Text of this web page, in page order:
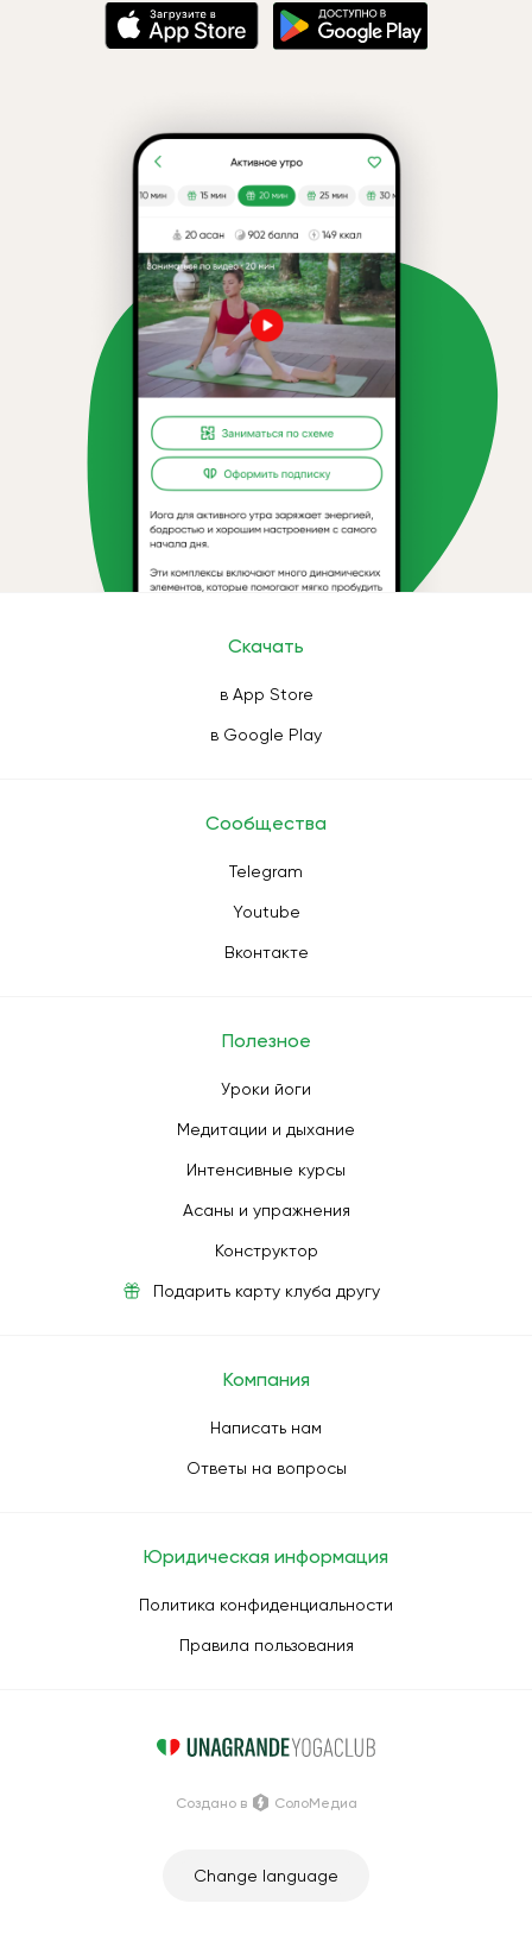
Скачать
в App Store
в Google Play
Сообщества
Telegram
Youtube
Вконтакте
Полезное
Уроки йоги
Медитации и дыхание
Интенсивные курсы
Асаны и упражнения
Конструктор
Подарить карту клуба другу
Компания
Написать нам
Ответы на вопросы
Юридическая информация
Политика конфиденциальности
Правила пользования
Change language
Создано в СолоМедиа